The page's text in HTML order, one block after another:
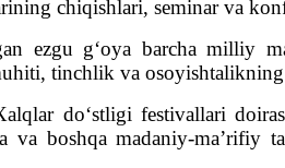
chiqishlari, seminar va
ezgu g‘oya barcha milliy
tinchlik va
do‘stligi festivallari
va boshqa madaniy-